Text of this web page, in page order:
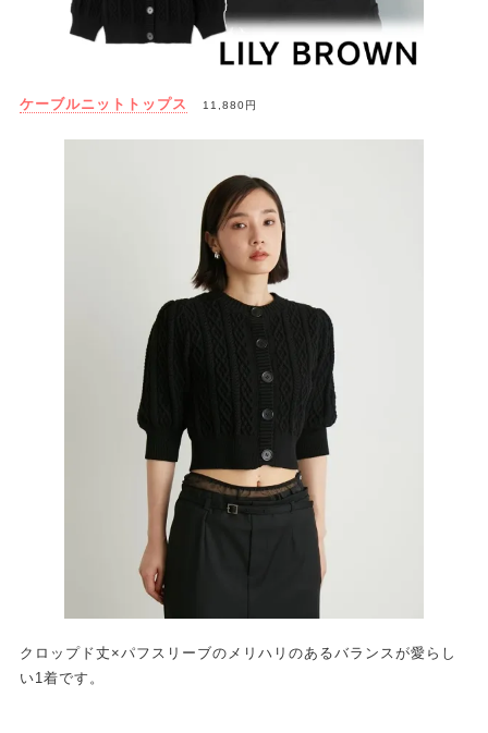
ケーブルニットトップス 11,880円
クロップド丈×パフスリーブのメリハリのあるバランスが愛らし
い1着です。